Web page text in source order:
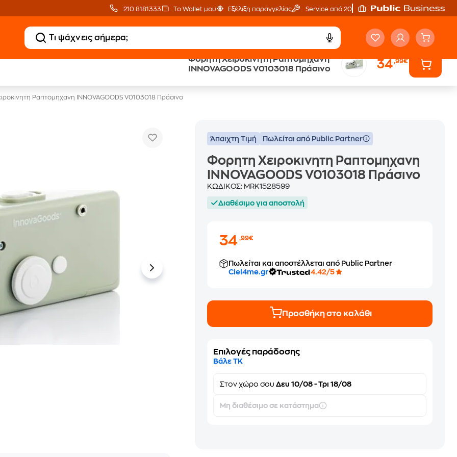
210 8181333 Το Wallet μου Εξέλιξη παραγγελίας Service από 20'
Φορητη Χειροκινητη Ραπτομηχανη
INNOVAGOODS V0103018 Πράσινο
34,99€
Δωρεάν Μεταφορικά Public επιστροφή €
Ραπτομηχανη INNOVAGOODS V0103018 Πράσινο
Άπαιχτη Τιμή Πωλείται από Public Partner
Φορητη Χειροκινητη Ραπτομηχανη
INNOVAGOODS V0103018 Πράσινο
ΚΩΔΙΚΟΣ: MRK1528599
Διαθέσιμο για αποστολή
34,99€
Πωλείται και αποστέλλεται από Public Partner
Ciel4me.gr
4.42/5
Προσθήκη στο καλάθι
Επιλογές παράδοσης
Βάλε ΤΚ
Στονχώρο σου Δευ 10/08 - Τρι 18/08
Μη διαθέσιμο σε κατάστημα